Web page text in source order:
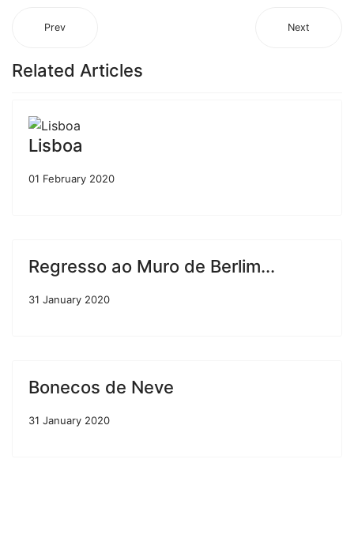
Prev Next
Related Articles
Lisboa
01 February 2020
Regresso ao Muro de Berlim...
31 January 2020
Bonecos de Neve
31 January 2020